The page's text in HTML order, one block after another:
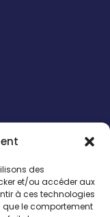
des
et/ou accéder aux
à ces technologies
que le comportement